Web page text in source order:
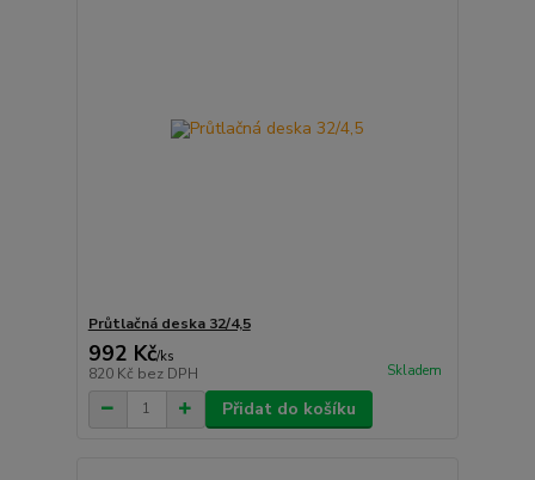
Průtlačná deska 32/4,5
992 Kč/ks
820 Kč bez DPH Skladem
Přidat do košíku